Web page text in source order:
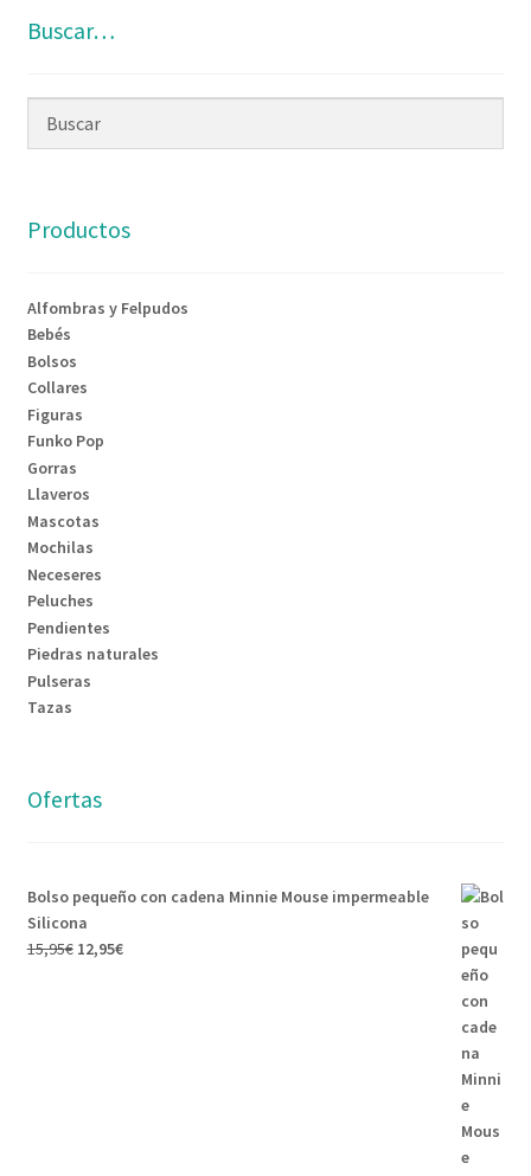
Buscar…
Productos
Alfombras y Felpudos
Bebés
Bolsos
Collares
Figuras
Funko Pop
Gorras
Llaveros
Mascotas
Mochilas
Neceseres
Peluches
Pendientes
Piedras naturales
Pulseras
Tazas
Ofertas
Bolso pequeño con cadena Minnie Mouse impermeable
Silicona
15,95€ 12,95€